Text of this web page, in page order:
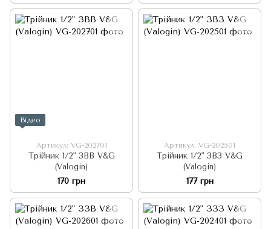
Відео
Артикул: VG-202701
Трійник 1/2" ЗВВ V&G
(Valogin)
170 грн
Артикул: VG-202501
Трійник 1/2" ЗВЗ V&G
(Valogin)
177 грн